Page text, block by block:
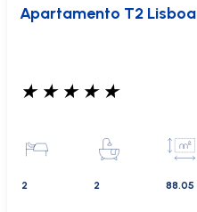
Apartamento T2 Lisboa
★ ★ ★ ★ ★
2 2 88.05